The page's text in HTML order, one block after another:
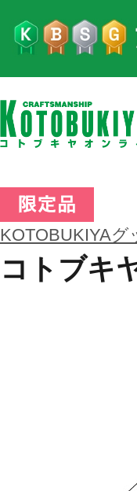
KOTOBUKIYAグ
コトブキ